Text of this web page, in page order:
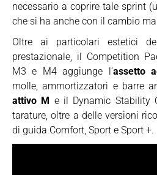
necessario a coprire tale sprint
che si ha anche con il cambio
Oltre ai particolari estetici
prestazionale, il Competition
M3 e M4 aggiunge l’assetto
molle, ammortizzatori e barre
attivo M e il Dynamic Stability
tarature, oltre a delle versioni
di guida Comfort, Sport e Sport +.